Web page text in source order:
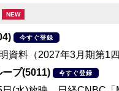
NEW
今すぐ登録
資料（2027年3月期第1
プ(5011)
今すぐ登録